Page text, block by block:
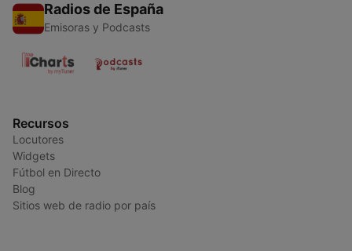
Radios de España
Emisoras y Podcasts
Recursos
Locutores
Widgets
Fútbol en Directo
Blog
Sitios web de radio por país